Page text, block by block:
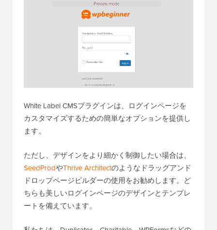
White Label CMSプラグインは、ログインページを
カスタマイズするための簡単なオプションを提供し
ます。
ただし、デザインをより細かく制御したい場合は、
SeedProdやThrive Architectのようなドラッグアンド
ドロップページビルダーの使用をお勧めします。ど
ちらも美しいログインページのデザインとテンプレ
ートを備えています。